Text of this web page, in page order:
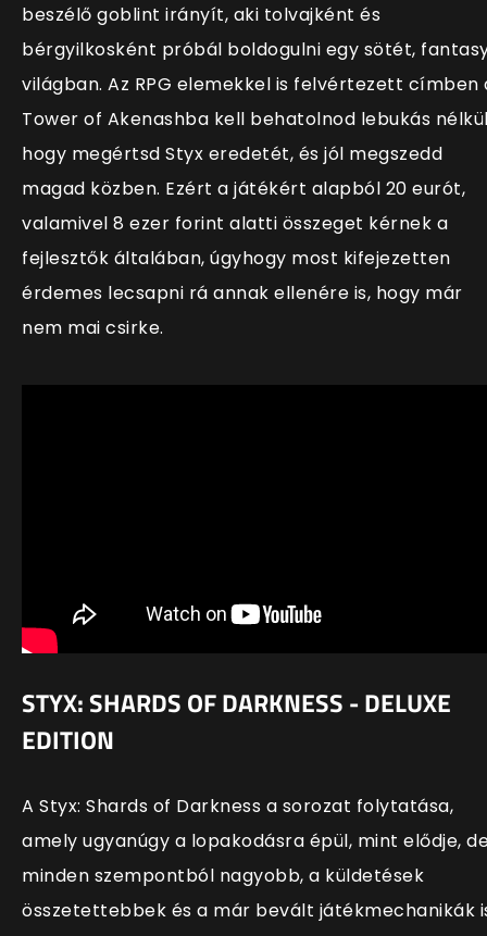
beszélő goblint irányít, aki tolvajként és
bérgyilkosként próbál boldogulni egy sötét,
világban. Az RPG elemekkel is felvértezett címben
Tower of Akenashba kell behatolnod lebukás
hogy megértsd Styx eredetét, és jól megszedd
magad közben. Ezért a játékért alapból 20 eurót,
valamivel 8 ezer forint alatti összeget kérnek a
fejlesztők általában, úgyhogy most kifejezetten
érdemes lecsapni rá annak ellenére is, hogy már
nem mai csirke.
STYX: SHARDS OF DARKNESS - DELUXE
EDITION
A Styx: Shards of Darkness a sorozat folytatása,
amely ugyanúgy a lopakodásra épül, mint elődje,
minden szempontból nagyobb, a küldetések
összetettebbek és a már bevált játékmechanikák